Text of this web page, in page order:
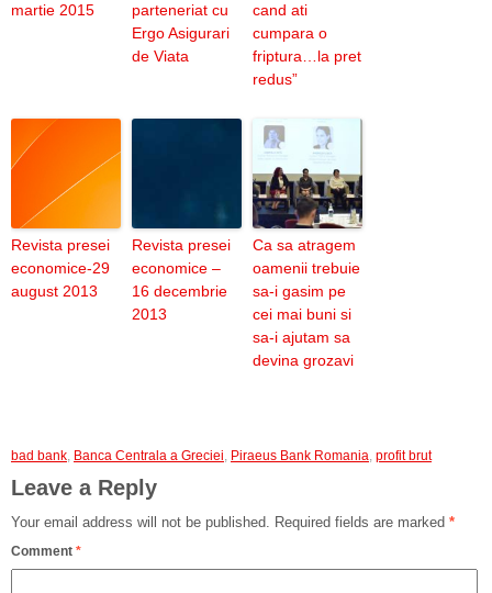
martie 2015
parteneriat cu
Ergo Asigurari
de Viata
cand ati
cumpara o
friptura…la pret
redus”
Revista presei
economice-29
august 2013
Revista presei
economice –
16 decembrie
2013
Ca sa atragem
oamenii trebuie
sa-i gasim pe
cei mai buni si
sa-i ajutam sa
devina grozavi
bad bank, Banca Centrala a Greciei, Piraeus Bank Romania, profit brut
Leave a Reply
Your email address will not be published. Required fields are marked *
Comment *